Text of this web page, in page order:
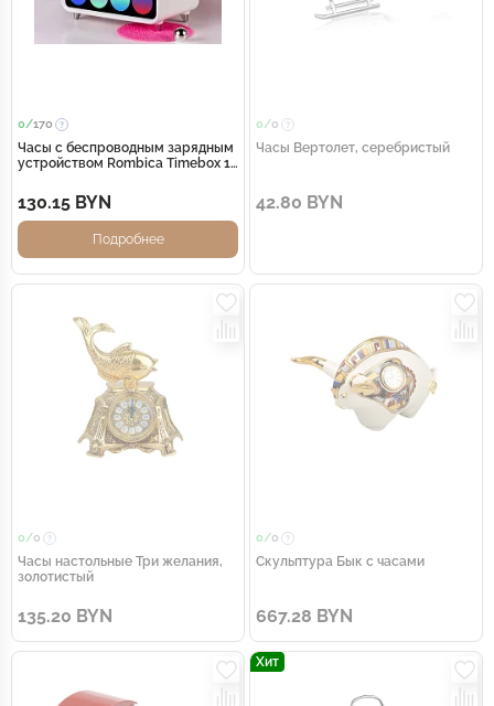
0/170
Часы с беспроводным зарядным
устройством Rombica Timebox 1,
130.15 BYN
Подробнее
0/0
Часы Вертолет, серебристый
42.80 BYN
0/0
Часы настольные Три желания,
золотистый
135.20 BYN
0/0
Скульптура Бык с часами
667.28 BYN
Хит